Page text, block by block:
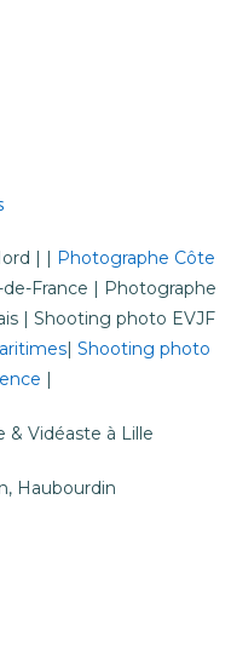
| | Photographe Côte
France | Photographe
| Shooting photo EVJF
| Shooting photo
|
& Vidéaste à Lille
Haubourdin